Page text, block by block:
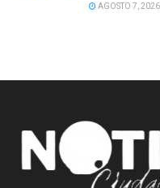
AGOSTO 7, 2026